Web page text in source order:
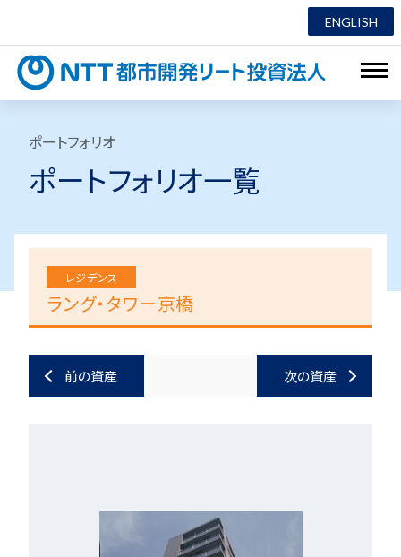
ENGLISH
ポートフォリオ
ポートフォリオ一覧
レジデンス
ラング・タワー京橋
前の資産 次の資産